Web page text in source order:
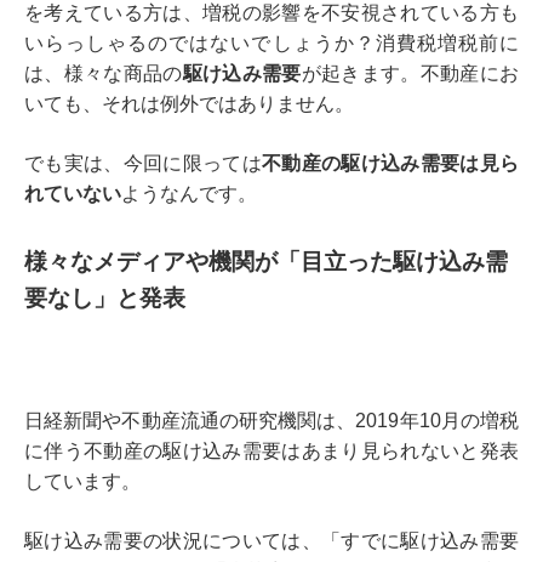
を考えている方は、増税の影響を不安視されている方も
いらっしゃるのではないでしょうか？消費税増税前に
は、様々な商品の駆け込み需要が起きます。不動産にお
いても、それは例外ではありません。
でも実は、今回に限っては不動産の駆け込み需要は見ら
れていないようなんです。
様々なメディアや機関が「目立った駆け込み需
要なし」と発表
日経新聞や不動産流通の研究機関は、2019年10月の増税
に伴う不動産の駆け込み需要はあまり見られないと発表
しています。
駆け込み需要の状況については、「すでに駆け込み需要